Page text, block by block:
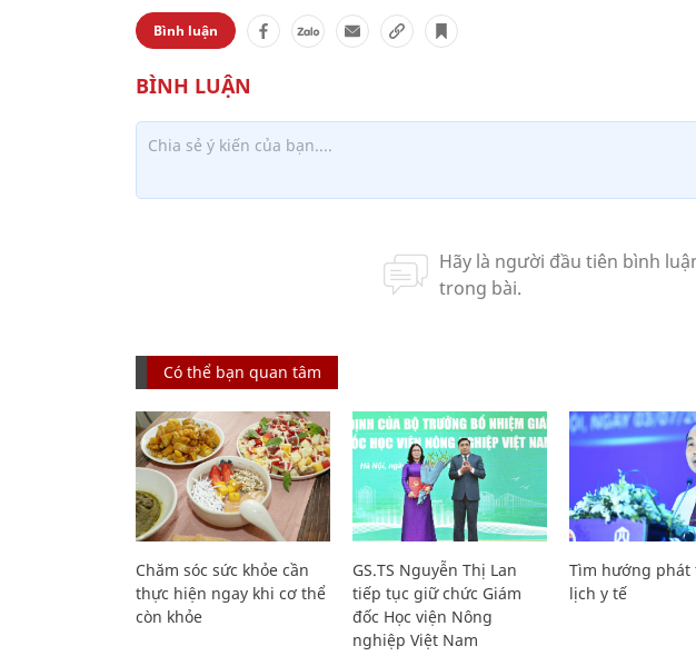
Bình luận
Có thể bạn quan tâm
Chăm sóc sức khỏe cần
thực hiện ngay khi cơ thể
còn khỏe
GS.TS Nguyễn Thị Lan
tiếp tục giữ chức Giám
đốc Học viện Nông
nghiệp Việt Nam
Tìm hướng phát
lịch y tế